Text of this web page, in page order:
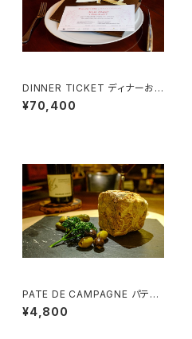
DINNER TICKET ディナーお
食事券 （２名様用）Menu Deg
ustation
¥70,400
PATE DE CAMPAGNE パテ・
ド・カンパーニュ (3~4様用）
¥4,800